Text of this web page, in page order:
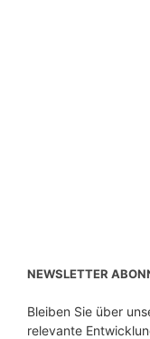
NEWSLETTER
Bleiben Sie über
relevante